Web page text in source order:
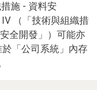
施 - 資料安
（「技術與組織措
全開發」）可能亦
「公司系統」內存